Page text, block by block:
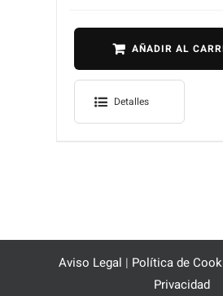
AÑADIR AL
Detalles
Aviso Legal | Política de
Privacidad